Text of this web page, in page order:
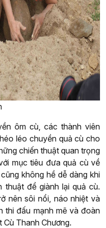
ôm cù, các thành viên
léo chuyền quả cù cho
chiến thuật quan trọng
mục tiêu đưa quả cù về
không hề dễ dàng khi
để giành lại quả cù.
nên sôi nổi, náo nhiệt và
thi đấu mạnh mẽ và đoàn
Thanh Chương.